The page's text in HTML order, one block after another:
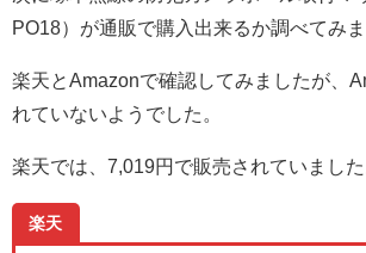
PO18）が通販で購入出来るか調べてみま
楽天とAmazonで確認してみましたが、
れていないようでした。
楽天では、7,019円で販売されていました
楽天